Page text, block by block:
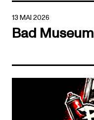
13 MAI 2026
Bad Museum